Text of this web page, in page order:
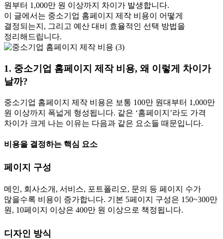
원부터 1,000만 원 이상까지 차이가 발생합니다.
이 글에서는 중소기업 홈페이지 제작 비용이 어떻게
결정되는지, 그리고 예산 대비 효율적인 선택 방법을
정리해드립니다.
1. 중소기업 홈페이지 제작 비용, 왜 이렇게 차이가
날까?
중소기업 홈페이지 제작 비용은 보통 100만 원대부터 1,000만
원 이상까지 폭넓게 형성됩니다. 같은 ‘홈페이지’라도 가격
차이가 크게 나는 이유는 다음과 같은 요소들 때문입니다.
비용을 결정하는 핵심 요소
페이지 구성
메인, 회사소개, 서비스, 포트폴리오, 문의 등 페이지 수가
많을수록 비용이 증가합니다. 기본 5페이지 구성은 150~300만
원, 10페이지 이상은 400만 원 이상으로 책정됩니다.
디자인 방식